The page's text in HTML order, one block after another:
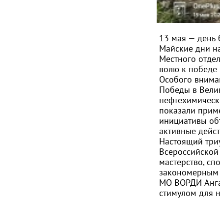
13 мая — день
Майские дни
Местного
волю к победе
Особого
Победы в
показали
инициативы
активные
Настоящий
мастерство,
закономерным
МО ВОРДИ
стимулом для